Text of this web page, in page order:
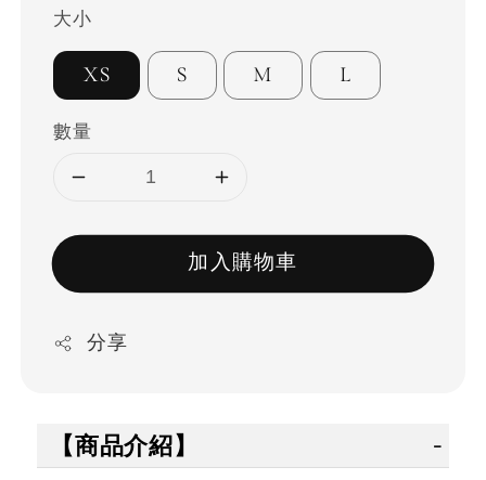
大小
XS S M L
數量
加入購物車
分享
【商品介紹】